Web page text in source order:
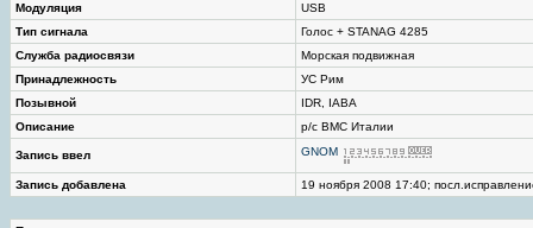
Модуляция
USB
Тип сигнала
Голос + STANAG 4285
Служба радиосвязи
Морская подвижная
Принадлежность
УС Рим
Позывной
IDR, IABA
Описание
р/с ВМС Италии
Запись ввел GNOM
Запись добавлена 19 ноября 2008 17:40;